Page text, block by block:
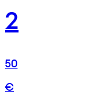
2
50
€